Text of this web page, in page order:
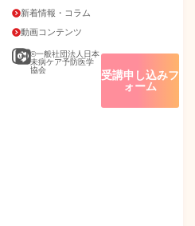
新着情報・コラム
動画コンテンツ
©一般社団法人日本
未病ケア予防医学
協会
受講申し込みフ
ォーム